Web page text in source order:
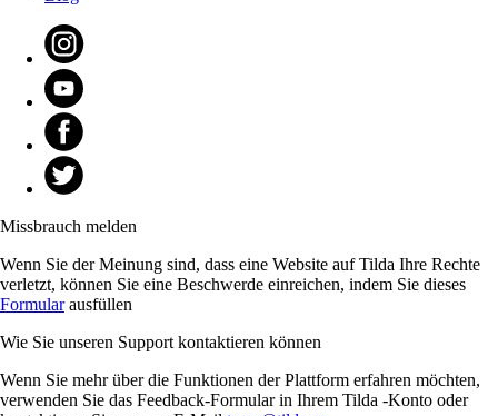
Missbrauch melden
Wenn Sie der Meinung sind, dass eine Website auf Tilda Ihre Rechte
verletzt, können Sie eine Beschwerde einreichen, indem Sie dieses
Formularausfüllen
Wie Sie unseren Support kontaktieren können
Wenn Sie mehr über die Funktionen der Plattform erfahren möchten,
verwenden Sie das Feedback-Formular in Ihrem Tilda -Konto oder